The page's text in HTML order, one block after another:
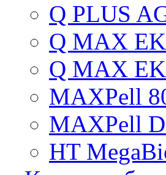
Q PLUS
Q MAX
Q MAX
MAXPell
MAXPell
HT